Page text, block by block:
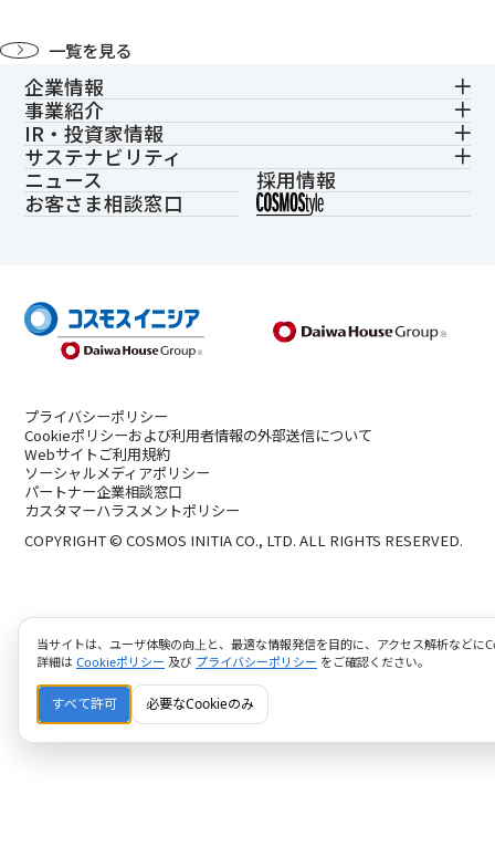
一覧を見る
企業情報
事業紹介
IR・投資家情報
サステナビリティ
ニュース
採用情報
お客さま相談窓口
プライバシーポリシー
Cookieポリシーおよび利用者情報の外部送信について
Webサイトご利用規約
ソーシャルメディアポリシー
パートナー企業相談窓口
カスタマーハラスメントポリシー
COPYRIGHT © COSMOS INITIA CO., LTD. ALL RIGHTS RESERVED.
当サイトは、ユーザ体験の向上と、最適な情報発信を目的に、アクセス解析などに
詳細は Cookieポリシー 及び プライバシーポリシー をご確認ください。
すべて許可 必要なCookieのみ